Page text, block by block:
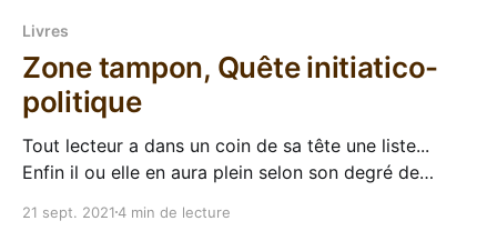
Livres
Zone tampon, Quête initiatico-
politique
Tout lecteur a dans un coin de sa tête une liste...
Enfin il ou elle en aura plein selon son degré de
d'auteurs et d'autrices qui sont des achats
21 sept. 20214 min de lecture